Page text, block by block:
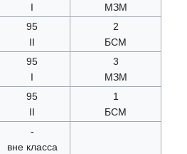
I
МЗМ
95
II
2
БСМ
95
I
3
МЗМ
95
II
1
БСМ
-
вне класса